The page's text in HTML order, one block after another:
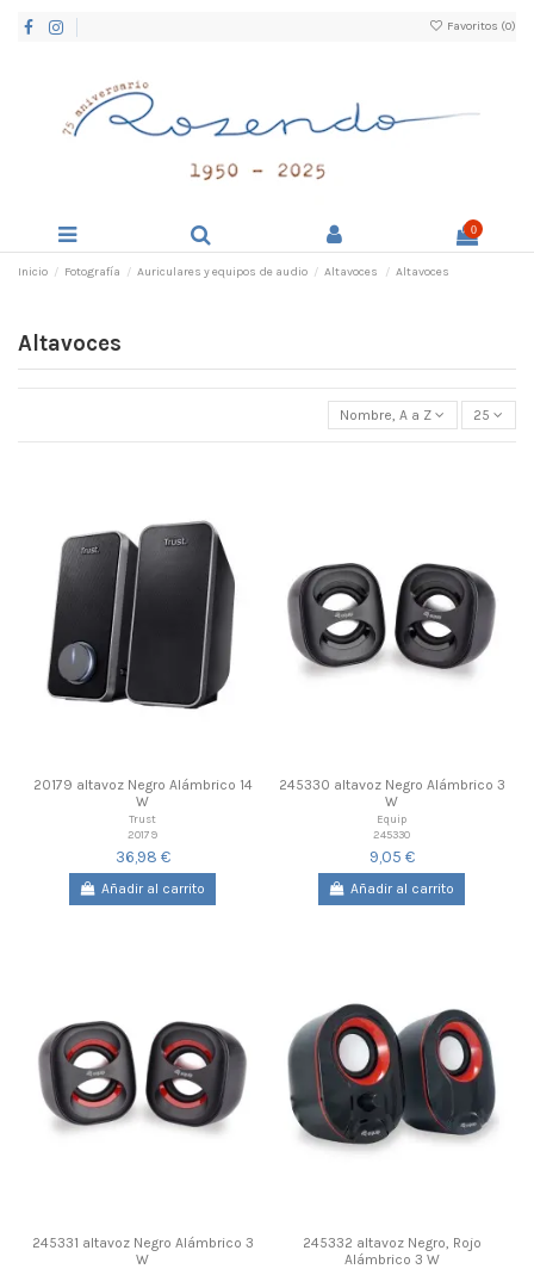
Favoritos (0)
0
Inicio Fotografía Auriculares y equipos de audio Altavoces Altavoces
Altavoces
Nombre, A a Z 25
20179 altavoz Negro Alámbrico 14
W
Trust
20179
36,98 €
Añadir al carrito
245330 altavoz Negro Alámbrico 3
W
Equip
245330
9,05 €
Añadir al carrito
245331 altavoz Negro Alámbrico 3
W
245332 altavoz Negro, Rojo
Alámbrico 3 W